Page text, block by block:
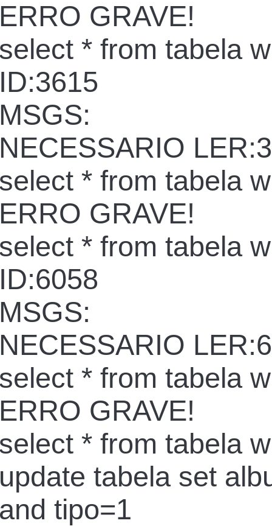
GRAVE!
* from tabela
* from tabela
GRAVE!
* from tabela
* from tabela
GRAVE!
* from tabela
tabela set
tipo=1